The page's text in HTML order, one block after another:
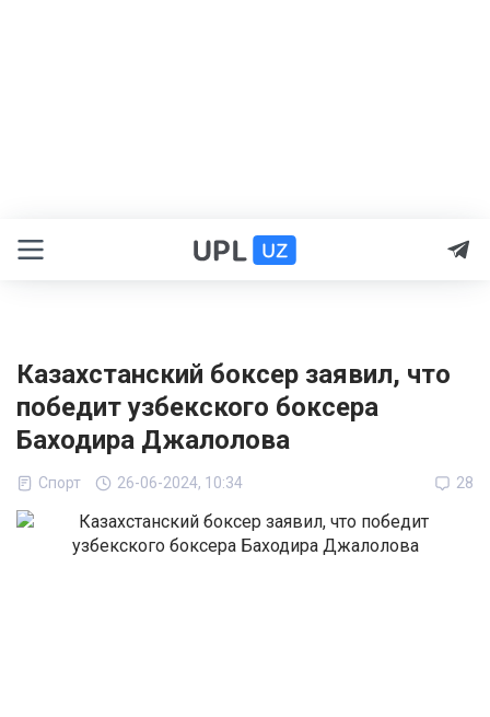
Казахстанский боксер заявил, что
победит узбекского боксера
Баходира Джалолова
Спорт 26-06-2024, 10:34 28